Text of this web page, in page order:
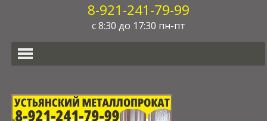
8-921-241-79-99
с 8:30 до 17:30 пн-пт